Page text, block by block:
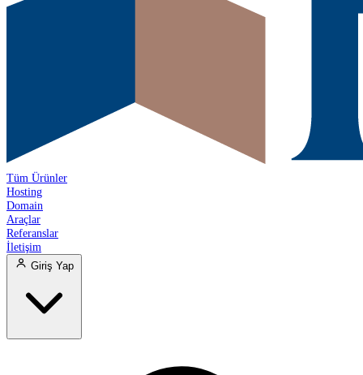
Tüm Ürünler
Hosting
Domain
Araçlar
Referanslar
İletişim
Giriş Yap